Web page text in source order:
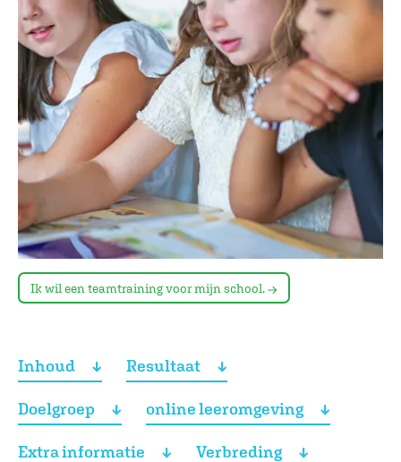
Ik wil een teamtraining voor mijn school.
Inhoud Resultaat
Doelgroep online leeromgeving
Extra informatie Verbreding